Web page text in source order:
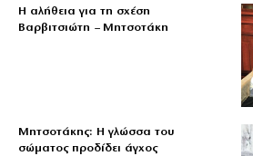
Η αλήθεια για τη σχέση
Βαρβιτσιώτη – Μητσοτάκη
Μητσοτάκης: Η γλώσσα του
σώματος προδίδει άγχος